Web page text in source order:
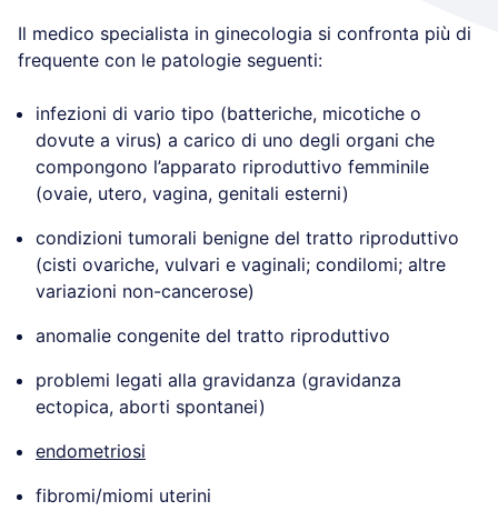
Il medico specialista in ginecologia si confronta più di
frequente con le patologie seguenti:
infezioni di vario tipo (batteriche, micotiche o
dovute a virus) a carico di uno degli organi che
compongono l’apparato riproduttivo femminile
(ovaie, utero, vagina, genitali esterni)
condizioni tumorali benigne del tratto riproduttivo
(cisti ovariche, vulvari e vaginali; condilomi; altre
variazioni non-cancerose)
anomalie congenite del tratto riproduttivo
problemi legati alla gravidanza (gravidanza
ectopica, aborti spontanei)
endometriosi
fibromi/miomi uterini